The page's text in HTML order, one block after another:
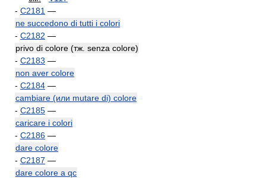
- C2181 —
ne succedono di tutti i colori
- C2182 —
privo di colore (тж. senza colore)
- C2183 —
non aver colore
- C2184 —
cambiare (или mutare di) colore
- C2185 —
caricare i colori
- C2186 —
dare colore
- C2187 —
dare colore a qc